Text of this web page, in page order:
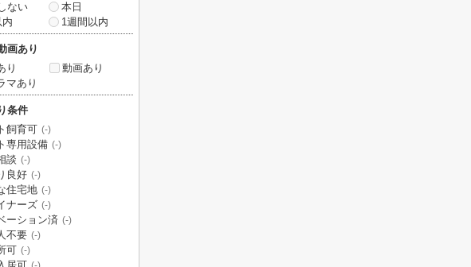
ない
本日
内
1週間以内
画あり
り
動画あり
マあり
条件
飼育可 (-)
専用設備 (-)
談 (-)
良好 (-)
住宅地 (-)
ナーズ (-)
ーション済 (-)
不要 (-)
可 (-)